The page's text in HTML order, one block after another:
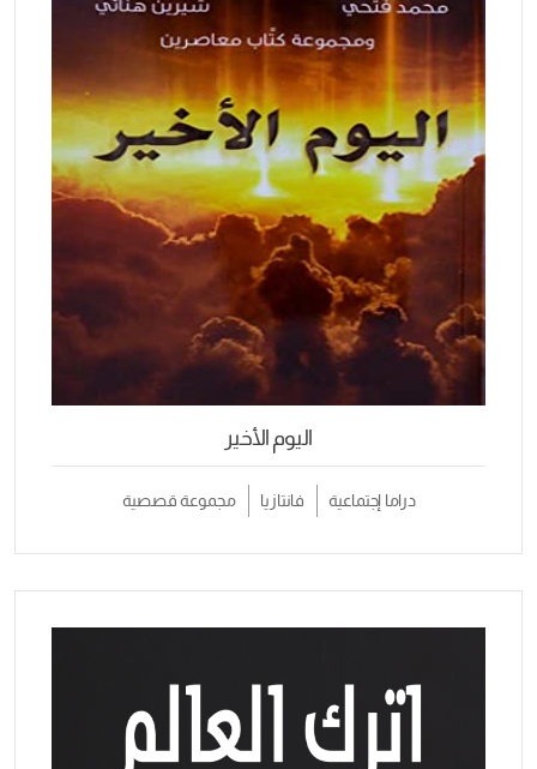
اليوم الأخير
دراما إجتماعية فانتازيا مجموعة قصصية